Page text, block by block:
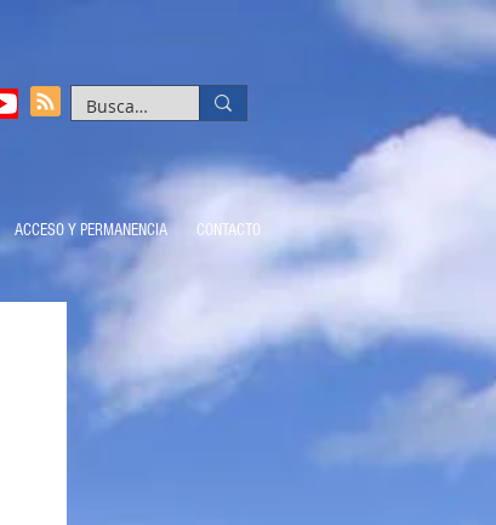
ACCESO Y PERMANENCIA CONTACTO